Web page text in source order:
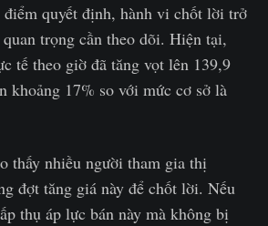
quyết định, hành vi chốt lời trở
trọng cần theo dõi. Hiện tại,
tế theo giờ đã tăng vọt lên 139,9
khoảng 17% so với mức cơ sở là
thấy nhiều người tham gia thị
đợt tăng giá này để chốt lời. Nếu
thụ áp lực bán này mà không bị